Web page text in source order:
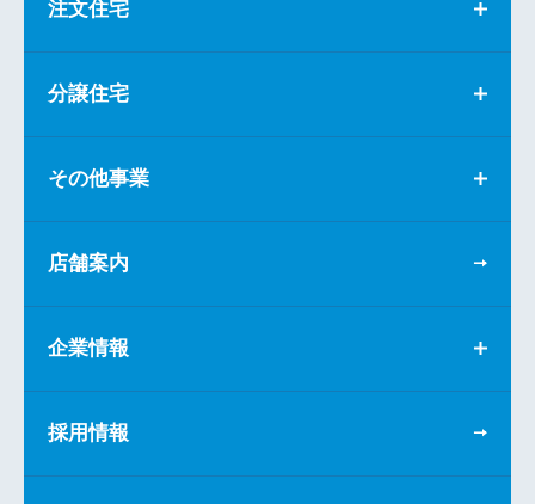
注文住宅
分譲住宅
その他事業
店舗案内
企業情報
採用情報